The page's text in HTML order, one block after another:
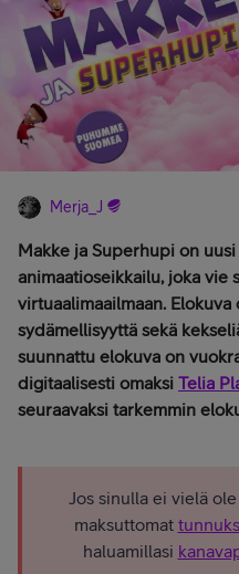
Merja_J
Makke ja Superhupi on
animaatioseikkailu, joka vie
virtuaalimaailmaan.
sydämellisyyttä sekä
suunnattu elokuva on
digitaalisesti omaksi Telia
seuraavaksi tarkemmin
Jos sinulla ei vielä
maksuttomat
haluamillasi